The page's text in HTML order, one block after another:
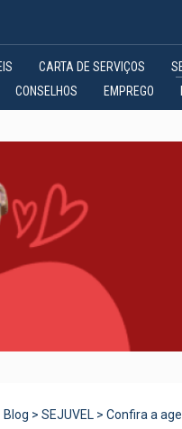
CARTA DE SERVIÇOS
CONSELHOS EMPREGO
Blog > SEJUVEL > Confira a